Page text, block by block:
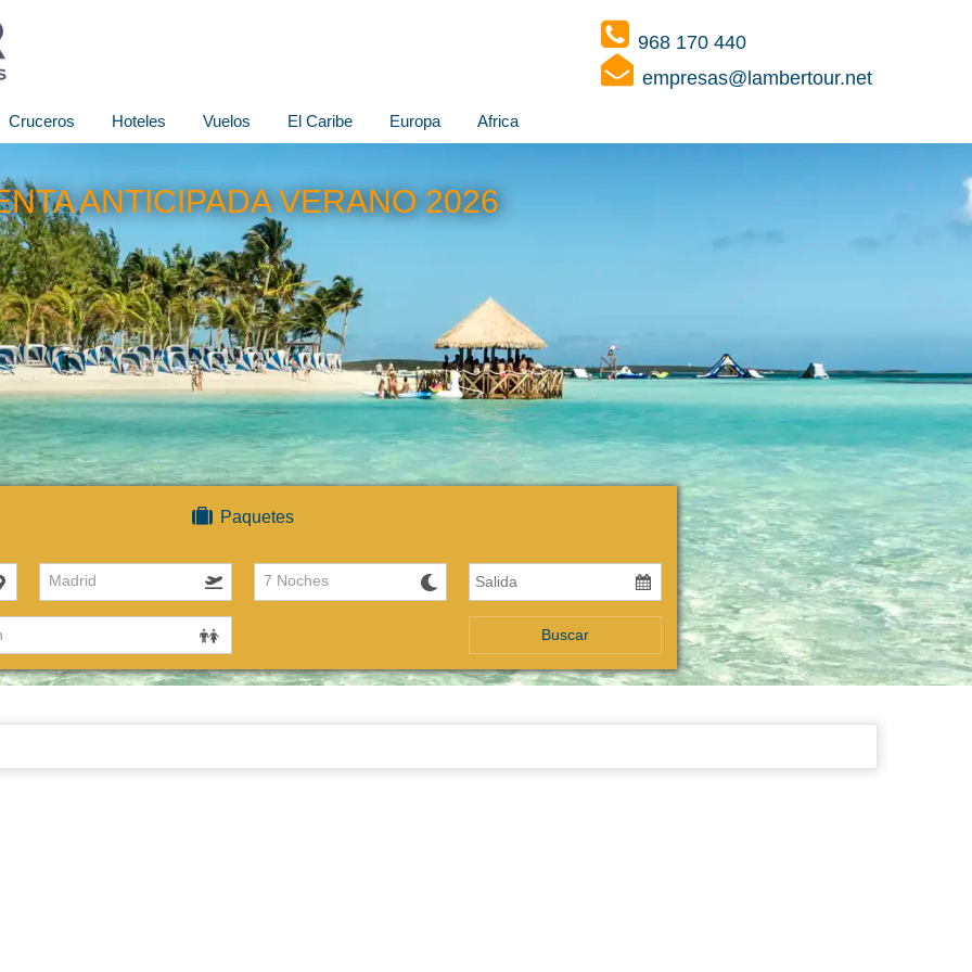
968 170 440
empresas@lambertour.net
Cruceros Hoteles Vuelos El Caribe Europa Africa
ANTICIPADA VERANO 2026
Paquetes
Madrid 7 Noches
Buscar